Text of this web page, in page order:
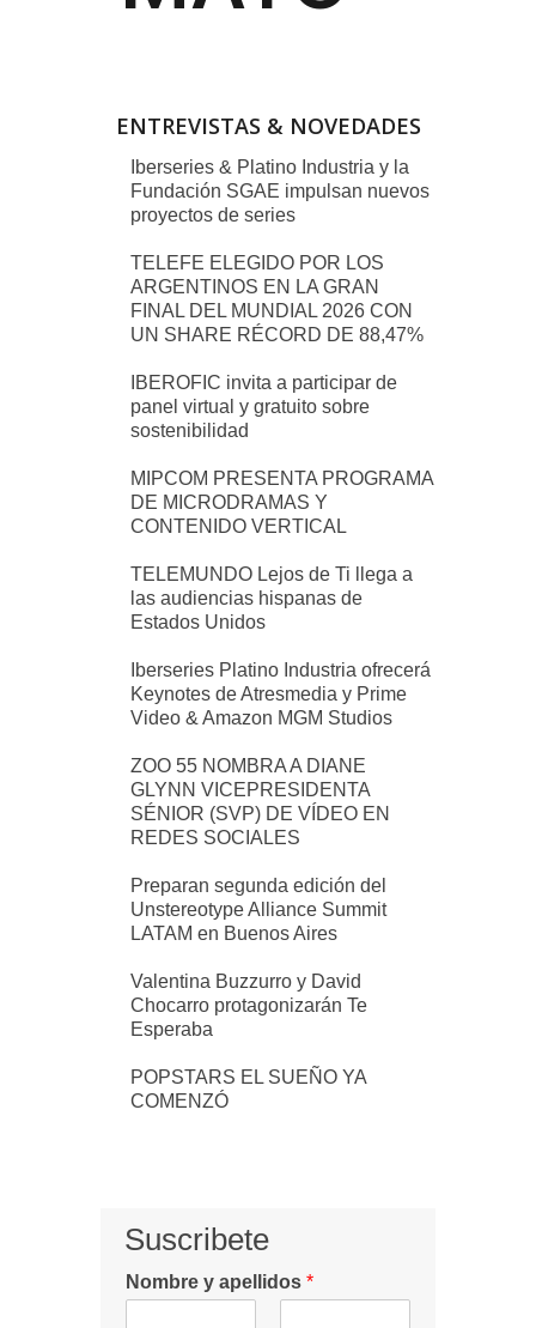
ENTREVISTAS & NOVEDADES
Iberseries & Platino Industria y la
Fundación SGAE impulsan nuevos
proyectos de series
TELEFE ELEGIDO POR LOS
ARGENTINOS EN LA GRAN
FINAL DEL MUNDIAL 2026 CON
UN SHARE RÉCORD DE 88,47%
IBEROFIC invita a participar de
panel virtual y gratuito sobre
sostenibilidad
MIPCOM PRESENTA PROGRAMA
DE MICRODRAMAS Y
CONTENIDO VERTICAL
TELEMUNDO Lejos de Ti llega a
las audiencias hispanas de
Estados Unidos
Iberseries Platino Industria ofrecerá
Keynotes de Atresmedia y Prime
Video & Amazon MGM Studios
ZOO 55 NOMBRA A DIANE
GLYNN VICEPRESIDENTA
SÉNIOR (SVP) DE VÍDEO EN
REDES SOCIALES
Preparan segunda edición del
Unstereotype Alliance Summit
LATAM en Buenos Aires
Valentina Buzzurro y David
Chocarro protagonizarán Te
Esperaba
POPSTARS EL SUEÑO YA
COMENZÓ
Suscribete
Nombre y apellidos *